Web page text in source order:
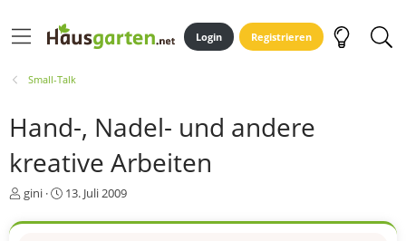
Login Registrieren
Small-Talk
Hand-, Nadel- und andere
kreative Arbeiten
E
s
gini
E
s
13. Juli 2009